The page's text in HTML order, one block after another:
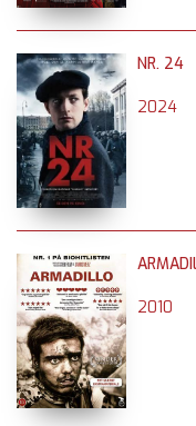
NR. 24
2024
2010